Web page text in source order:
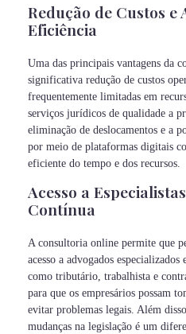
Redução de Custos e
Eficiência
Uma das principais vantagens da
significativa redução de custos
frequentemente limitadas em
serviços jurídicos de qualidade a
eliminação de deslocamentos e a
por meio de plataformas digitais
eficiente do tempo e dos recursos.
Acesso a
Contínua
A consultoria online permite que
acesso a advogados
como tributário, trabalhista e
para que os empresários possam
evitar problemas legais. Além
mudanças na legislação é um